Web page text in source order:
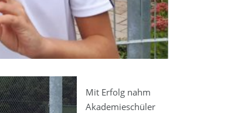
Mit Erfolg nahm
Akademieschüler